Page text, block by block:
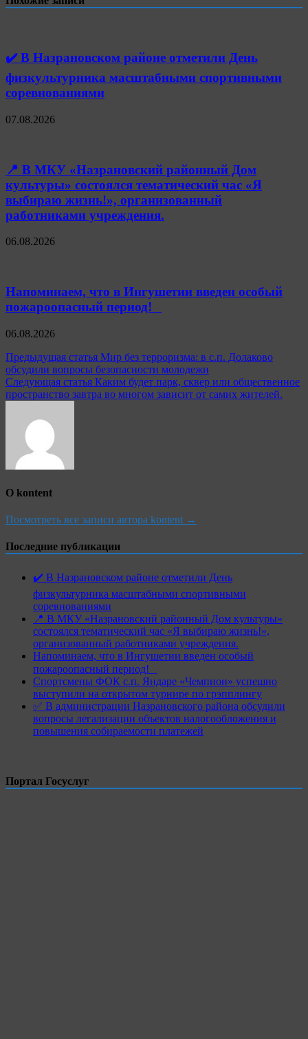
✔️ В Назрановском районе отметили День
физкультурника масштабными спортивными
соревнованиями
07.08.2026
📍 В МКУ «Назрановский районный Дом
культуры» состоялся тематический час «Я
выбираю жизнь!», организованный
работниками учреждения.
06.08.2026
Напоминаем, что в Ингушетии введен особый
пожароопасный период!⁣⁣⠀
06.08.2026
Навигация
по
записям
Предыдущая статья Мир без терроризма: в с.п. Долаково
обсудили вопросы безопасности молодежи
Следующая статья Каким будет парк, сквер или общественное
пространство завтра во многом зависит от самих жителей.
О kontent
Посмотреть все записи автора kontent →
Последние публикации
✔️ В Назрановском районе отметили День
физкультурника масштабными спортивными
соревнованиями
📍 В МКУ «Назрановский районный Дом культуры»
состоялся тематический час «Я выбираю жизнь!»,
организованный работниками учреждения.
Напоминаем, что в Ингушетии введен особый
пожароопасный период!⁣⁣⠀
Спортсмены ФОК с.п. Яндаре «Чемпион» успешно
выступили на открытом турнире по грэпплингу
✅ В администрации Назрановского района обсудили
вопросы легализации объектов налогообложения и
повышения собираемости платежей
Портал Госуслуг